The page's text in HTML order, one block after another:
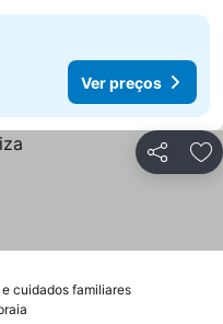
Ver preços
Partilhar
cuidados familiaresVer preços